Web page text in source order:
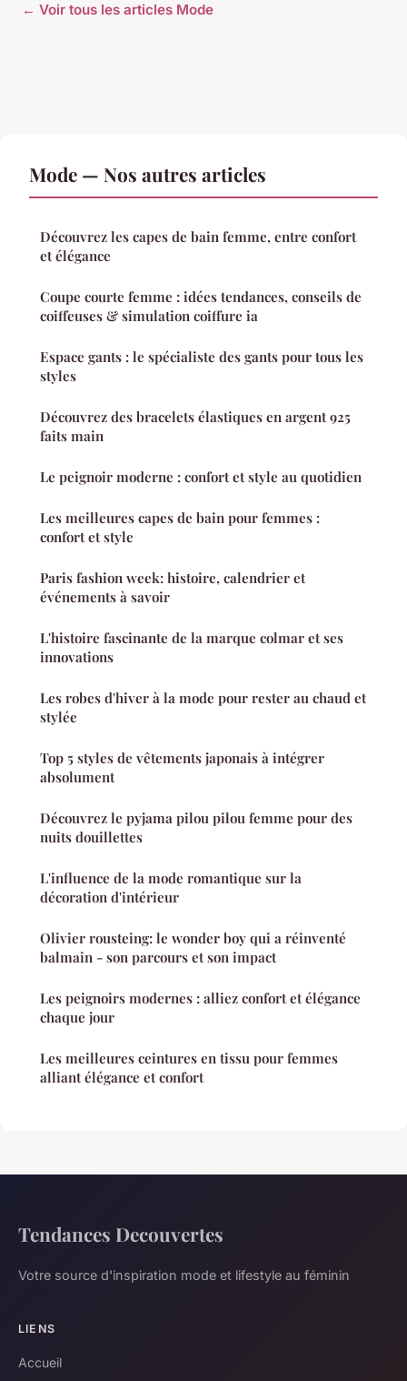
← Voir tous les articles Mode
Mode — Nos autres articles
Découvrez les capes de bain femme, entre confort
et élégance
Coupe courte femme : idées tendances, conseils de
coiffeuses & simulation coiffure ia
Espace gants : le spécialiste des gants pour tous les
styles
Découvrez des bracelets élastiques en argent 925
faits main
Le peignoir moderne : confort et style au quotidien
Les meilleures capes de bain pour femmes :
confort et style
Paris fashion week: histoire, calendrier et
événements à savoir
L'histoire fascinante de la marque colmar et ses
innovations
Les robes d'hiver à la mode pour rester au chaud et
stylée
Top 5 styles de vêtements japonais à intégrer
absolument
Découvrez le pyjama pilou pilou femme pour des
nuits douillettes
L'influence de la mode romantique sur la
décoration d'intérieur
Olivier rousteing: le wonder boy qui a réinventé
balmain - son parcours et son impact
Les peignoirs modernes : alliez confort et élégance
chaque jour
Les meilleures ceintures en tissu pour femmes
alliant élégance et confort
Tendances Decouvertes
Votre source d'inspiration mode et lifestyle au féminin
LIENS
Accueil